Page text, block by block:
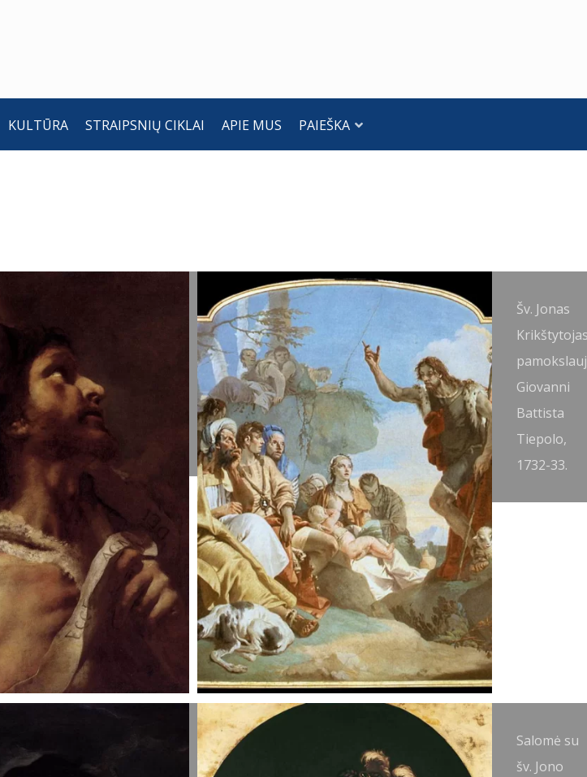
KULTŪRA STRAIPSNIŲ CIKLAI APIE MUS PAIEŠKA
Šv. Jonas
Krikštytojas.
Giovanni
Battista
Piazzetta,
1740.
Šv. Jonas
Giovanni
Battista
Tiepolo,
1732-33.
Šv. Jonas
Krikštytojas.
Salomė su
šv. Jono